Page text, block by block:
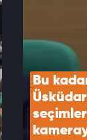
MGK toplantısı
Bu
Üsküdar